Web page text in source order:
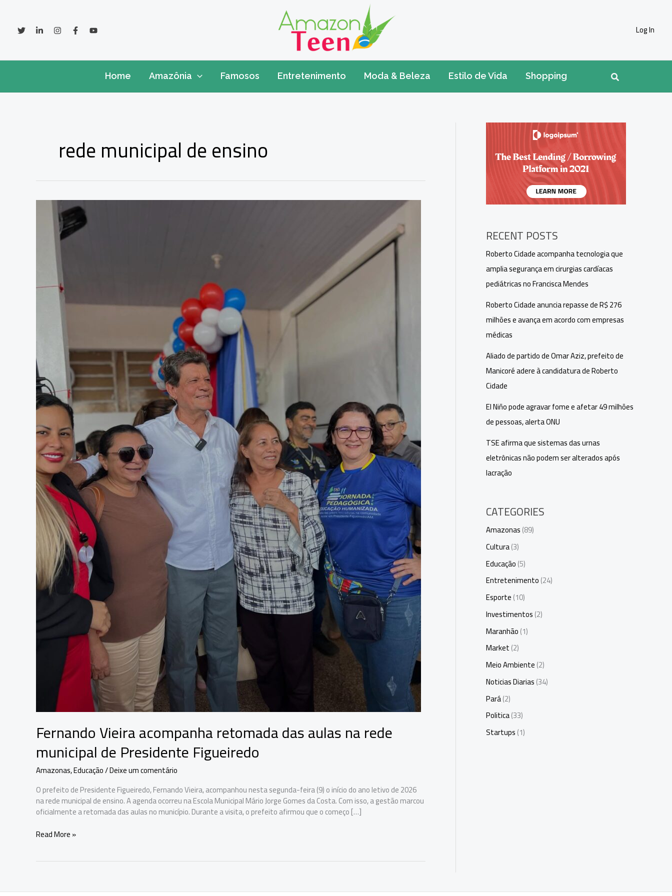
conteúdo
Log In
Home Amazônia Famosos Entretenimento Moda & Beleza Estilo de Vida Shopping Pesquisar
rede municipal de ensino
Fernando Vieira acompanha retomada das aulas na rede
municipal de Presidente Figueiredo
Amazonas,Educação/Deixe um comentário
O prefeito de Presidente Figueiredo, Fernando Vieira, acompanhou nesta segunda-feira (9) o início do ano letivo de 2026
na rede municipal de ensino. A agenda ocorreu na Escola Municipal Mário Jorge Gomes da Costa. Com isso, a gestão marcou
oficialmente a retomada das aulas no município. Durante a visita, o prefeito afirmou que o começo […]
Fernando
retomada
aulas
Read More »
RECENT POSTS
Roberto Cidade acompanha tecnologia que
amplia segurança em cirurgias cardíacas
pediátricas no Francisca Mendes
Roberto Cidade anuncia repasse de R$ 276
milhões e avança em acordo com empresas
médicas
Aliado de partido de Omar Aziz, prefeito de
Manicoré adere à candidatura de Roberto
Cidade
El Niño pode agravar fome e afetar 49 milhões
de pessoas, alerta ONU
TSE afirma que sistemas das urnas
eletrônicas não podem ser alterados após
lacração
CATEGORIES
Amazonas(89)
Cultura(3)
Educação(5)
Entretenimento(24)
Esporte(10)
Investimentos(2)
Maranhão(1)
Market(2)
Meio Ambiente(2)
Noticias Diarias(34)
Pará(2)
Politica(33)
Startups(1)